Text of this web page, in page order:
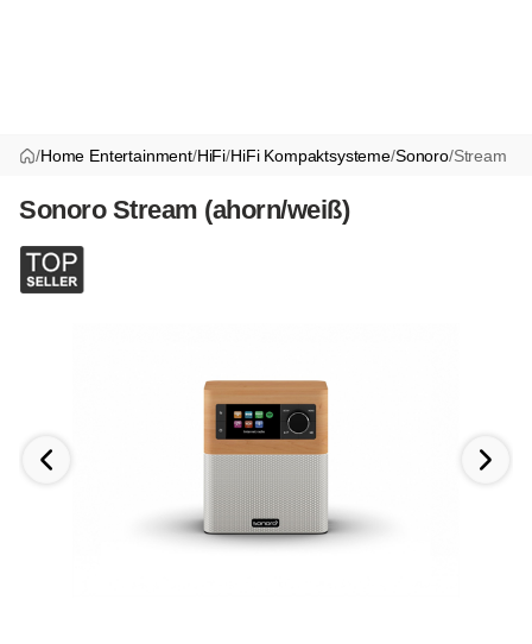
/Home Entertainment/HiFi/HiFi Kompaktsysteme/Sonoro/Stream
Sonoro Stream (ahorn/weiß)